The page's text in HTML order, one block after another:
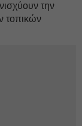
την
τοπικών